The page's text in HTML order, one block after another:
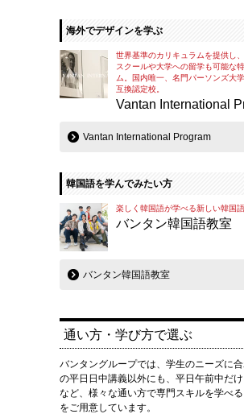
海外でデザインを学ぶ
世界基準のカリキュラムを提供し
スクールや大学への留学も可能な
ム。国内唯一、名門パーソンズ大
互換認定校。
Vantan International
Vantan International Program
韓国語を学んでみたい方
楽しく韓国語が学べる新しい韓国
バンタン韓国語教室
バンタン韓国語教室
通い方・学び方で選ぶ
バンタングループでは、学生のニーズに
の平日日中講義以外にも、平日午前中だ
など、様々な通い方で専門スキルを学べ
をご用意しています。